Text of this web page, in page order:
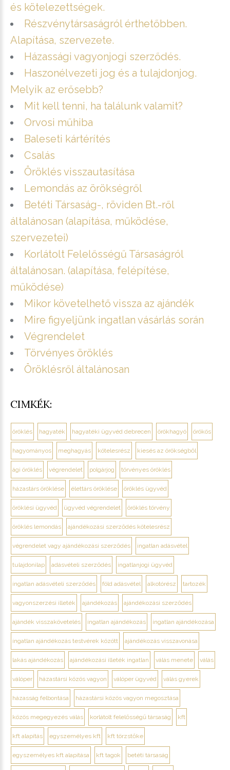
és kötelezettségek.
Részvénytársaságról érthetőbben.
Alapítása, szervezete.
Házassági vagyonjogi szerződés.
Haszonélvezeti jog és a tulajdonjog.
Melyik az erősebb?
Mit kell tenni, ha találunk valamit?
Orvosi műhiba
Baleseti kártérítés
Csalás
Öröklés visszautasítása
Lemondás az örökségről
Betéti Társaság-, röviden Bt.-ről
általánosan (alapítása, működése,
szervezetei)
Korlátolt Felelősségű Társaságról
általánosan. (alapítása, felépítése,
működése)
Mikor követelhető vissza az ajándék
Mire figyeljünk ingatlan vásárlás során
Végrendelet
Törvényes öröklés
Öröklésről általánosan
CIMKÉK:
öröklés hagyaték hagyatéki ügyvéd debrecen örökhagyó örökös
hagyományos meghagyás kötelesrész kiesés az örökségből
ági öröklés végrendelet polgárjog törvényes öröklés
házastárs öröklése élettárs öröklése öröklés ügyvéd
öröklési ügyvéd ügyvéd végrendelet öröklés törvény
öröklés lemondás ajándékozási szerződés kötelesrész
végrendelet vagy ajándékozási szerződés ingatlan adásvétel
tulajdonilap adásvételi szerződés ingatlanjogi ügyvéd
ingatlan adásvételi szerződés föld adásvétel alkotórész tartozék
vagyonszerzési illeték ajándékozás ajándékozási szerződés
ajándék visszakövetelés ingatlan ajándékozás ingatlan ajándékozása
ingatlan ajándékozás testvérek között ajándékozás visszavonása
lakás ajándékozás ajándékozási illeték ingatlan válás menete válás
válóper házastársi közös vagyon válóper ügyvéd válás gyerek
házasság felbontása házastársi közös vagyon megosztása
közös megegyezés válás korlátolt felelősségű társaság kft
kft alapítás egyszemélyes kft kft törzstőke
egyszemélyes kft alapítása kft tagok betéti társaság